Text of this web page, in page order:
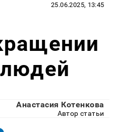
25.06.2025, 13:45
Анастасия Котенкова
Автор статьи